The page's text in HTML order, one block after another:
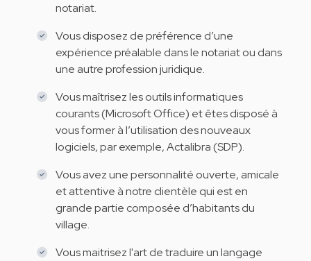
notariat.
Vous disposez de préférence d’une
expérience préalable dans le notariat ou dans
une autre profession juridique.
Vous maîtrisez les outils informatiques
courants (Microsoft Office) et êtes disposé à
vous former à l’utilisation des nouveaux
logiciels, par exemple, Actalibra (SDP).
Vous avez une personnalité ouverte, amicale
et attentive à notre clientèle qui est en
grande partie composée d’habitants du
village.
Vous maitrisez l'art de traduire un langage